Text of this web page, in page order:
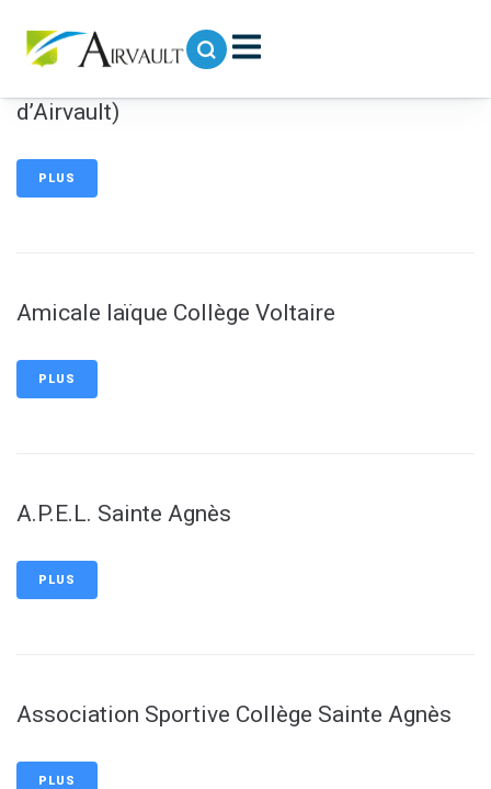
A.L.L.P.E.E.P.A (Association Locale et Laïque
d’Airvault)
PLUS
Amicale laïque Collège Voltaire
PLUS
A.P.E.L. Sainte Agnès
PLUS
Association Sportive Collège Sainte Agnès
PLUS